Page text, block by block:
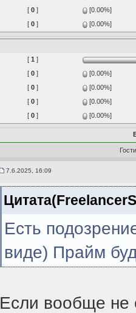
[0 ]
[0.00%]
[0 ] [0.00%]
[1 ]
[0 ]
[0.00%]
[0 ]
[0.00%]
[0 ]
[0.00%]
[0 ] [0.00%]
7.6.2025, 16:09
Есть
виде) Прайм
Если вообще не